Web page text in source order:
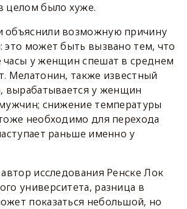
целом было хуже.
объяснили возможную причину
это может быть вызвано тем, что
часы у женщин спешат в среднем
Мелатонин, также известный
вырабатывается у женщин
снижение температуры
необходимо для перехода
раньше именно у
автор исследования Ренске Лок
университета, разница в
показаться небольшой, но